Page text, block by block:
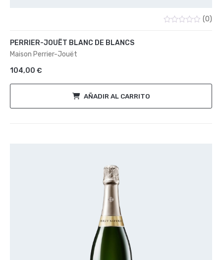
(0)
PERRIER-JOUËT BLANC DE BLANCS
Maison Perrier-Jouët
104,00 €
AÑADIR AL CARRITO